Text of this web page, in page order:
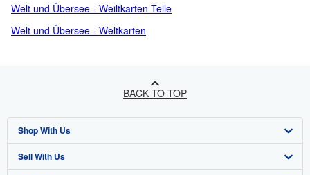
Welt und Übersee - Weiltkarten Teile
Welt und Übersee - Weltkarten
BACK TO TOP
Shop With Us
Advanced Search
Sell With Us